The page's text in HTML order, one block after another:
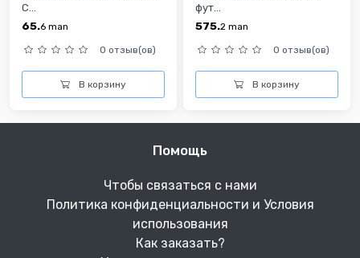
C...
65.6 man
0 отзыв(ов)
В корзину
фут...
575.2 man
0 отзыв(ов)
В корзину
Помощь
Чтобы связаться с нами
Политика конфиденциальности и Условия
использования
Как заказать?